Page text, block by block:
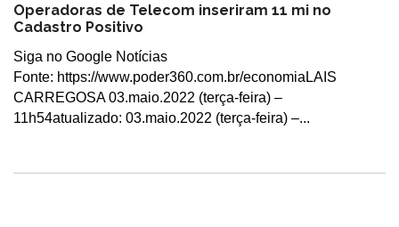
Operadoras de Telecom inseriram 11 mi no
Cadastro Positivo
Siga no Google Notícias
Fonte: https://www.poder360.com.br/economiaLAIS
CARREGOSA 03.maio.2022 (terça-feira) –
11h54atualizado: 03.maio.2022 (terça-feira) –...